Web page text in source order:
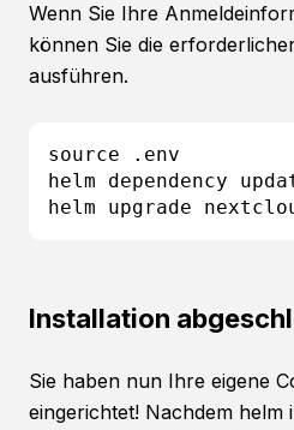
Wenn Sie Ihre
können Sie die
ausführen.
source .env
helm dependency
helm upgrade
Installation
Sie haben nun Ihre eigene
eingerichtet! Nachdem helm